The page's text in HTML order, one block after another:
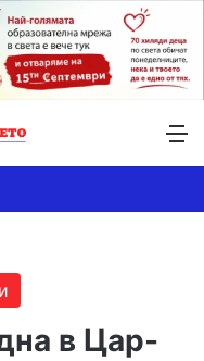
в Цар-